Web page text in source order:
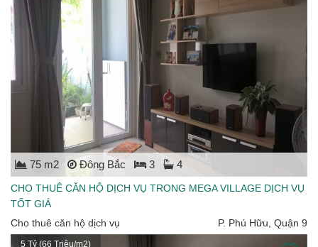
75 m2 Đông Bắc 3 4
CHO THUÊ CĂN HỘ DỊCH VỤ TRONG MEGA VILLAGE DỊCH VỤ
TỐT GIÁ
Cho thuê căn hộ dịch vụ
P. Phú Hữu, Quận 9
5 Tỷ (66 Triệu/m2)